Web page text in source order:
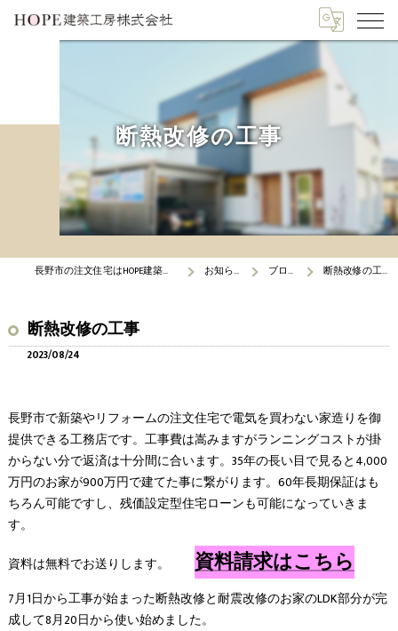
断熱改修の工事
長野市の注文住宅はHOPE建築工房 お知らせ ブログ 断熱改修の工事
断熱改修の工事
2023/08/24
長野市で新築やリフォームの注文住宅で電気を買わない家造りを御
提供できる工務店です。工事費は嵩みますがランニングコストが掛
からない分で返済は十分間に合います。35年の長い目で見ると4,000
万円のお家が900万円で建てた事に繋がります。60年長期保証はも
ちろん可能ですし、残価設定型住宅ローンも可能になっていきま
す。
資料は無料でお送りします。 資料請求はこちら
7月1日から工事が始まった断熱改修と耐震改修のお家のLDK部分が完
成して8月20日から使い始めました。